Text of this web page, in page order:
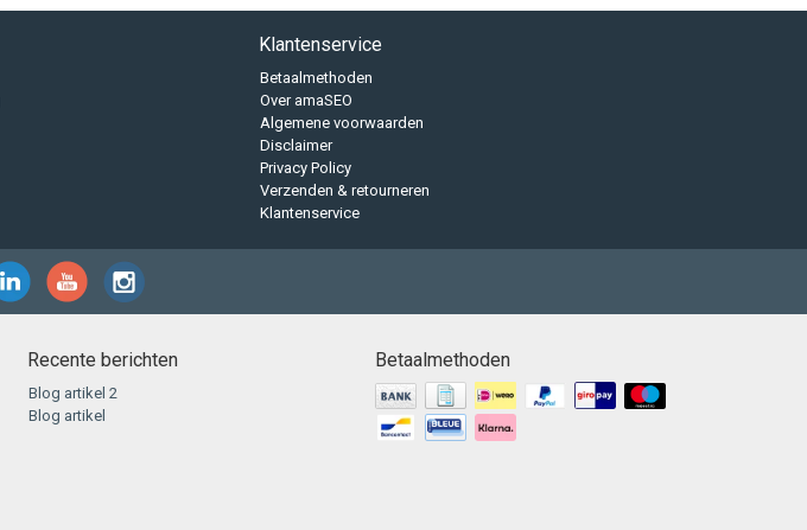
Klantenservice
Betaalmethoden
Over amaSEO
Algemene voorwaarden
Disclaimer
Privacy Policy
Verzenden & retourneren
Klantenservice
Recente berichten
Blog artikel 2
Blog artikel
Betaalmethoden